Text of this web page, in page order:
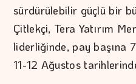
sürdürülebilir güçlü bir
Çitlekçi, Tera Yatırım
liderliğinde, pay başına
11-12 Ağustos